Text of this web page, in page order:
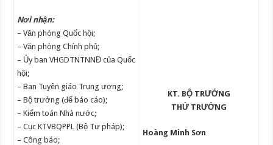
Nơi nhận:
– Văn phòng Quốc hội;
– Văn phòng Chính phủ;
– Ủy ban VHGDTNTNNĐ của Quốc
hội;
– Ban Tuyên giáo Trung ương;
– Bộ trưởng (để báo cáo);
– Kiểm toán Nhà nước;
– Cục KTVBQPPL (Bộ Tư pháp);
– Công báo;
KT. BỘ TRƯỞNG
THỨ TRƯỞNG
Hoàng Minh Sơn